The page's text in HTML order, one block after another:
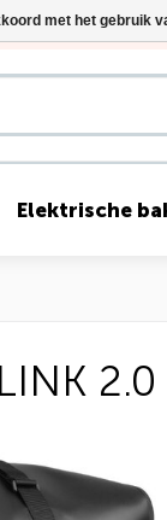
& Müller Nevo5
Elektrische
met het gebruik